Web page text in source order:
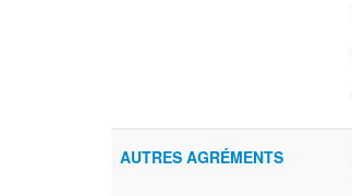
AUTRES AGRÉMENTS